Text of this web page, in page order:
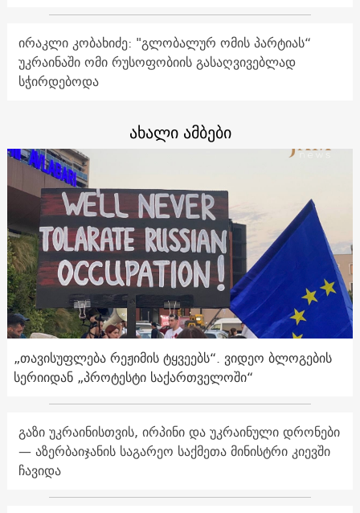
ირაკლი კობახიძე: "გლობალურ ომის პარტიას“
უკრაინაში ომი რუსოფობიის გასაღვივებლად
სჭირდებოდა
ახალი ამბები
„თავისუფლება რეჟიმის ტყვეებს“. ვიდეო ბლოგების
სერიიდან „პროტესტი საქართველოში“
გაზი უკრაინისთვის, ირპინი და უკრაინული დრონები
— აზერბაიჯანის საგარეო საქმეთა მინისტრი კიევში
ჩავიდა